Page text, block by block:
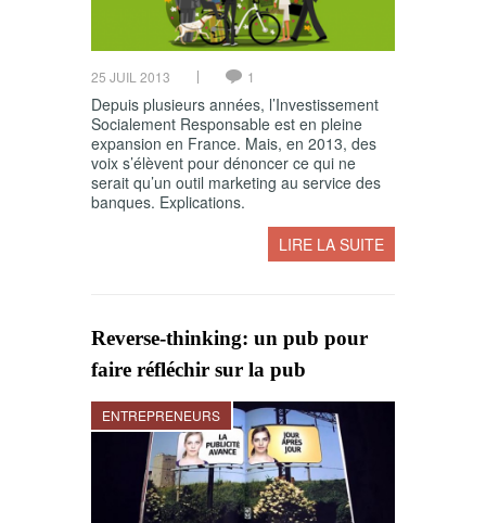
25 JUIL 2013 1
Depuis plusieurs années, l’Investissement
Socialement Responsable est en pleine
expansion en France. Mais, en 2013, des
voix s’élèvent pour dénoncer ce qui ne
serait qu’un outil marketing au service des
banques. Explications.
LIRE LA SUITE
Reverse-thinking: un pub pour
faire réfléchir sur la pub
ENTREPRENEURS